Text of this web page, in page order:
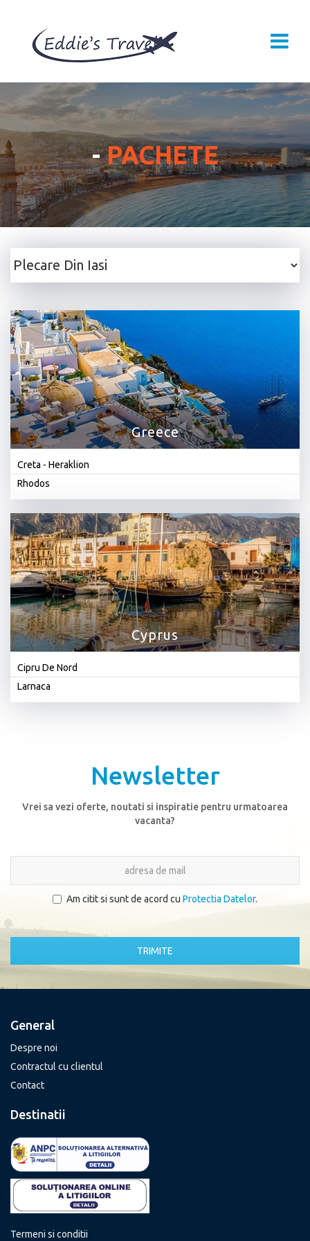
-PACHETE
Greece
Creta - Heraklion
Rhodos
Cyprus
Cipru De Nord
Larnaca
Newsletter
Vrei sa vezi oferte, noutati si inspiratie pentru urmatoarea
vacanta?
Am citit si sunt de acord cu Protectia Datelor.
TRIMITE
General
Despre noi
Contractul cu clientul
Contact
Destinatii
Termeni si conditii